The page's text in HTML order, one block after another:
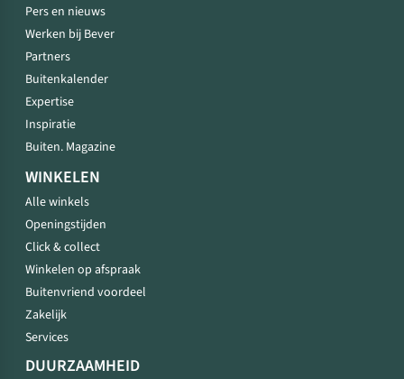
Pers en nieuws
Werken bij Bever
Partners
Buitenkalender
Expertise
Inspiratie
Buiten. Magazine
WINKELEN
Alle winkels
Openingstijden
Click & collect
Winkelen op afspraak
Buitenvriend voordeel
Zakelijk
Services
DUURZAAMHEID